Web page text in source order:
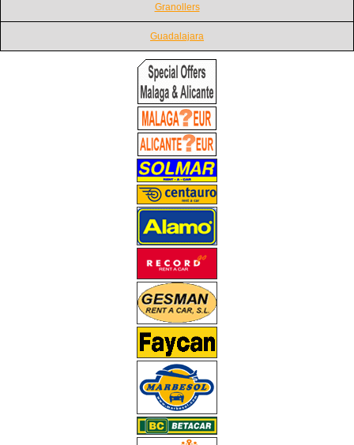
Granollers
Guadalajara